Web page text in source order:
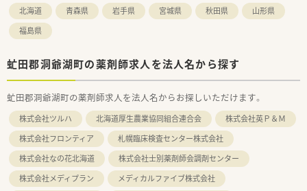
北海道 青森県 岩手県 宮城県 秋田県
山形県
福島県
虻田郡洞爺湖町の薬剤師求人を法人名から探す
虻田郡洞爺湖町の薬剤師求人を法人名からお探しいただけます。
株式会社ツルハ 北海道厚生農業協同組合連合会
株式会社英Ｐ＆Ｍ
株式会社フロンティア
札幌臨床検査センター株式会社
株式会社なの花北海道
株式会社士別薬剤師会調剤センター
株式会社メディプラン
メディカルファイブ株式会社